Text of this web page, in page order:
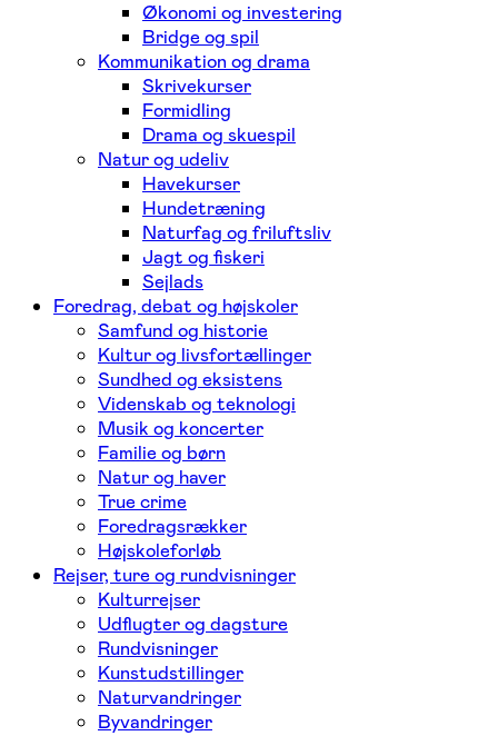
Økonomi og investering
Bridge og spil
Kommunikation og drama
Skrivekurser
Formidling
Drama og skuespil
Natur og udeliv
Havekurser
Hundetræning
Naturfag og friluftsliv
Jagt og fiskeri
Sejlads
Foredrag, debat og højskoler
Samfund og historie
Kultur og livsfortællinger
Sundhed og eksistens
Videnskab og teknologi
Musik og koncerter
Familie og børn
Natur og haver
True crime
Foredragsrækker
Højskoleforløb
Rejser, ture og rundvisninger
Kulturrejser
Udflugter og dagsture
Rundvisninger
Kunstudstillinger
Naturvandringer
Byvandringer